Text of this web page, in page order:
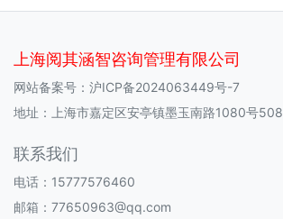
上海阅其涵智咨询管理有限公司
网站备案号： 沪ICP备2024063449号-7
地址：上海市嘉定区安亭镇墨玉南路1080号
联系我们
电话：15777576460
邮箱：77650963@qq.com